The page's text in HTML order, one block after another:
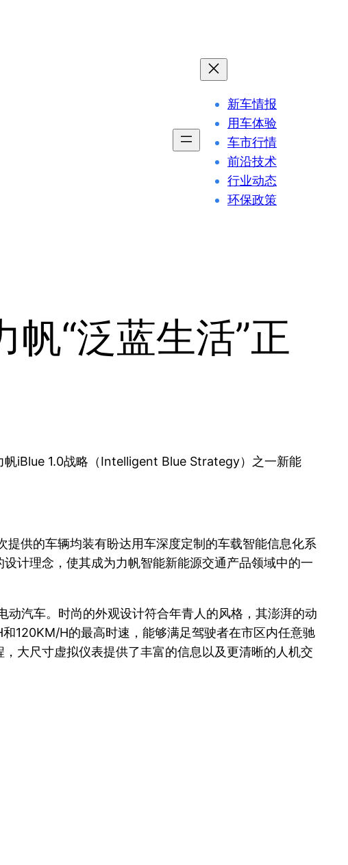
新车情报
用车体验
车市行情
前沿技术
行业动态
环保政策
“泛蓝生活”正
帆iBlue 1.0战略（Intelligent Blue Strategy）之一新能
提供的车辆均装有盼达用车深度定制的车载智能信息化系
计理念，使其成为力帆智能新能源交通产品领域中的一
汽车。时尚的外观设计符合年青人的风格，其澎湃的动
120KM/H的最高时速，能够满足驾驶者在市区内任意驰
大尺寸虚拟仪表提供了丰富的信息以及更清晰的人机交